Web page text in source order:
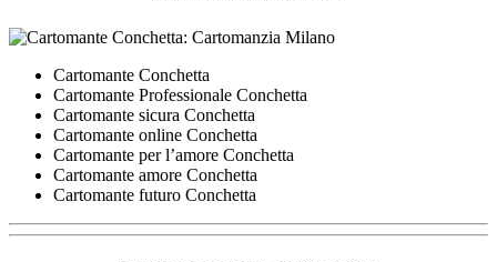
Cartomante Conchetta
Cartomante Professionale Conchetta
Cartomante sicura Conchetta
Cartomante online Conchetta
Cartomante per l’amore Conchetta
Cartomante amore Conchetta
Cartomante futuro Conchetta